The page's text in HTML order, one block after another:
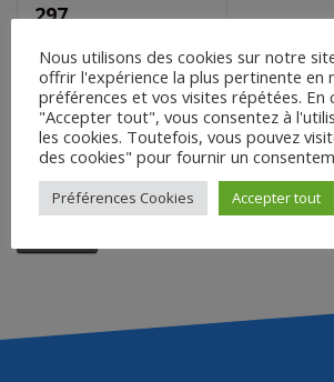
297
Saisir le mot de passe pour
télécharger :
Nous utilisons des cookies sur notre
offrir l'expérience la plus pertinente en
préférences et vos visites répétées. En
"Accepter tout", vous consentez à
les cookies. Toutefois, vous pouvez
des cookies" pour fournir un
Préférences Cookies Accepter tout